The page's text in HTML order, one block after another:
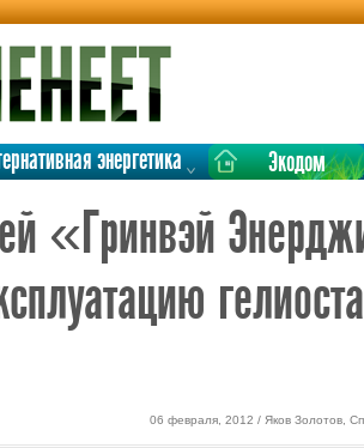
энергетика Экодом
«Гринвэй
06 февраля, 2012 / Яков Золотов,